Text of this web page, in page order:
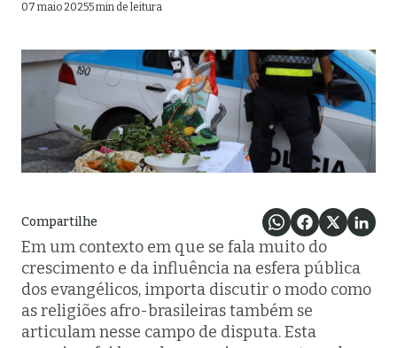
07 maio 20255 min de leitura
Compartilhe
Em um contexto em que se fala muito do
crescimento e da influência na esfera pública
dos evangélicos, importa discutir o modo como
as religiões afro-brasileiras também se
articulam nesse campo de disputa. Esta